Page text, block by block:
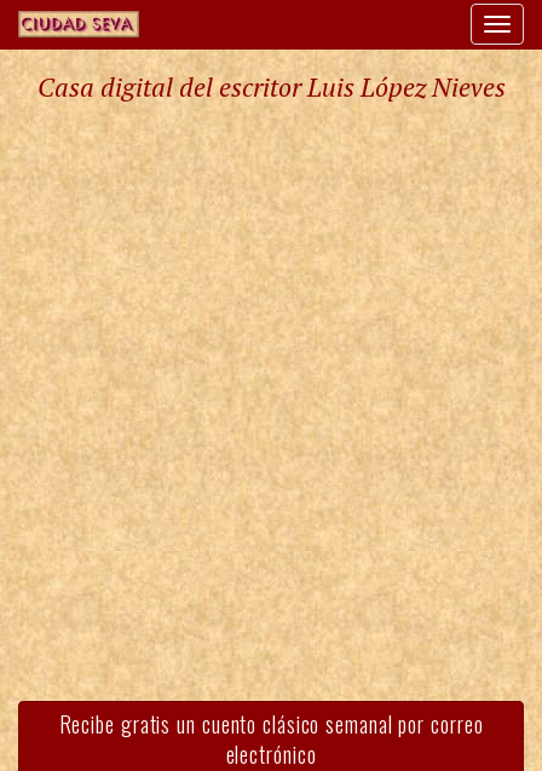
Casa digital del escritor Luis López Nieves
Recibe gratis un cuento clásico semanal por correo
electrónico